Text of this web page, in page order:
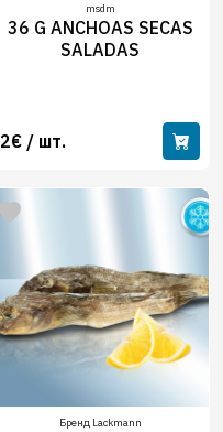
msdm
36 G ANCHOAS SECAS
SALADAS
2€ / шт.
Бренд Lackmann